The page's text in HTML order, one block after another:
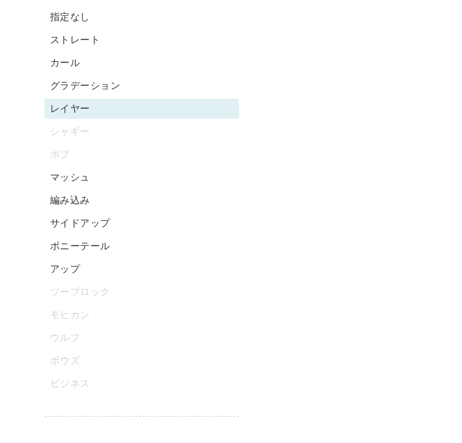
指定なし
ストレート
カール
グラデーション
レイヤー
シャギー
ボブ
マッシュ
編み込み
サイドアップ
ポニーテール
アップ
ツーブロック
モヒカン
ウルフ
ボウズ
ビジネス